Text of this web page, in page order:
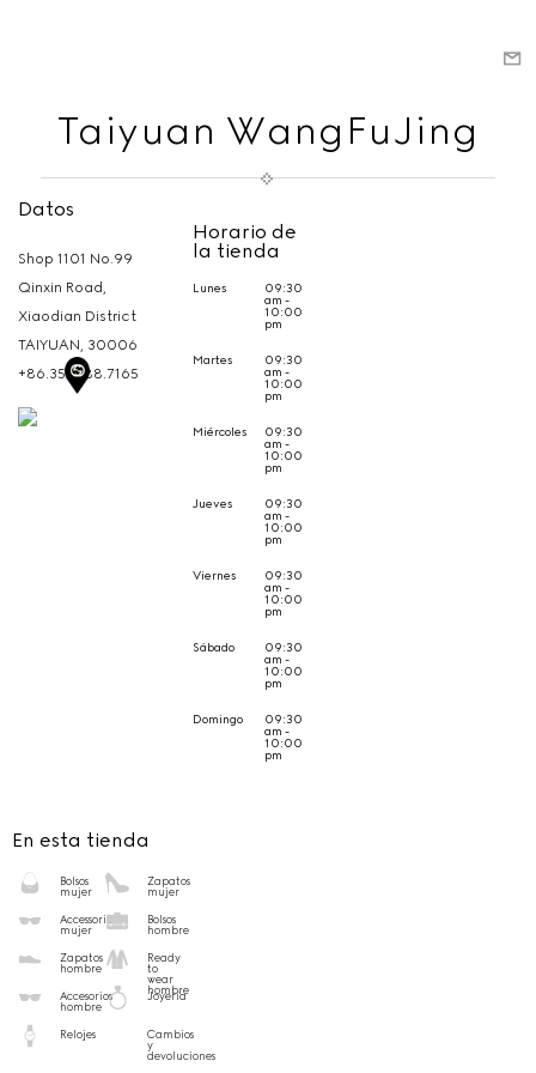
Taiyuan WangFuJing
Datos
Shop 1101 No.99
Qinxin Road,
Xiaodian District
TAIYUAN, 30006
+86.35.1788.7165
Horario de
la tienda
Lunes 09:30
am -
10:00
pm
Martes 09:30
am -
10:00
pm
Miércoles 09:30
am -
10:00
pm
Jueves 09:30
am -
10:00
pm
Viernes 09:30
am -
10:00
pm
Sábado 09:30
am -
10:00
pm
Domingo 09:30
am -
10:00
pm
En esta tienda
Bolsos
mujer
Zapatos
mujer
Accessorios
mujer
Bolsos
hombre
Zapatos
hombre
Ready
to
wear
hombre
Accesorios
hombre
Joyería
Relojes
Cambios
y
devoluciones